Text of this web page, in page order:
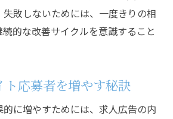
の疑問は専門の相談窓口を活用
敗しないためには、一度きりの相
的な改善サイクルを意識すること
ト応募者を増やす秘訣
に増やすためには、求人広告の内